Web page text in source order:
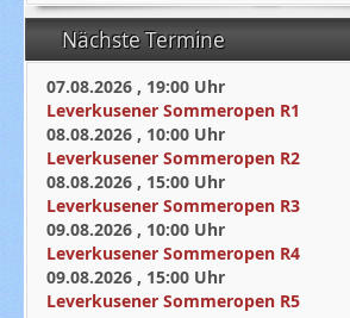
Nächste Termine
07.08.2026 , 19:00 Uhr
Leverkusener Sommeropen R1
08.08.2026 , 10:00 Uhr
Leverkusener Sommeropen R2
08.08.2026 , 15:00 Uhr
Leverkusener Sommeropen R3
09.08.2026 , 10:00 Uhr
Leverkusener Sommeropen R4
09.08.2026 , 15:00 Uhr
Leverkusener Sommeropen R5